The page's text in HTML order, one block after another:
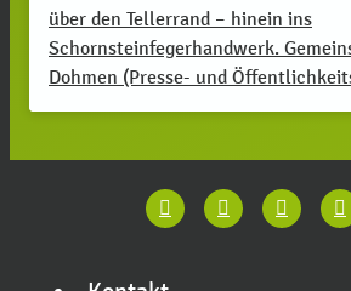
über den Tellerrand – hinein ins
Schornsteinfegerhandwerk.
Dohmen (Presse- und